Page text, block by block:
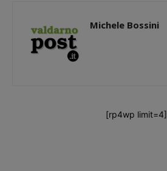
Michele Bossini
[rp4wp limit=4]